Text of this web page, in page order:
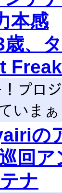
本感
、
！プロ
いま
の
巡回
ナ